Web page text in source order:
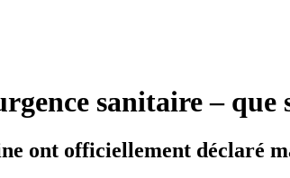
sanitaire – que
ont officiellement déclaré